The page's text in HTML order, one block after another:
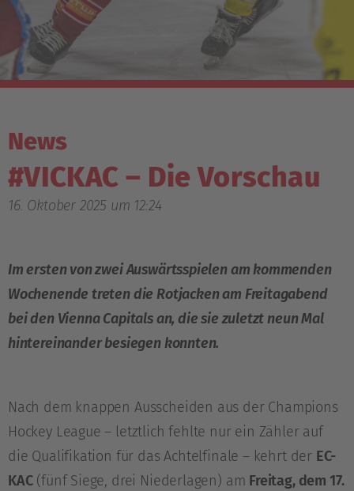
News
#VICKAC – Die Vorschau
16. Oktober 2025 um 12:24
Im ersten von zwei Auswärtsspielen am kommenden
Wochenende treten die Rotjacken am Freitagabend
bei den Vienna Capitals an, die sie zuletzt neun Mal
hintereinander besiegen konnten.
Nach dem knappen Ausscheiden aus der Champions
Hockey League – letztlich fehlte nur ein Zähler auf
die Qualifikation für das Achtelfinale – kehrt der EC-
KAC(fünf Siege, drei Niederlagen) am Freitag, dem 17.